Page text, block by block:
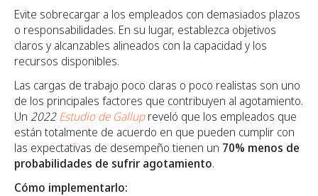
Evite sobrecargar a los empleados con demasiados plazos
o responsabilidades. En su lugar, establezca objetivos
claros y alcanzables alineados con la capacidad y los
recursos disponibles.
Las cargas de trabajo poco claras o poco realistas son uno
de los principales factores que contribuyen al agotamiento.
Un 2022Estudio de Gallupreveló que los empleados que
están totalmente de acuerdo en que pueden cumplir con
las expectativas de desempeño tienen un 70% menos de
probabilidades de sufrir agotamiento.
Cómo implementarlo: